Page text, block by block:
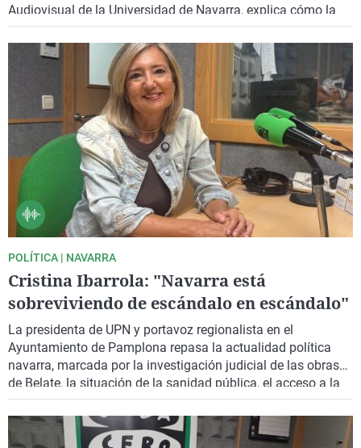
Audiovisual de la Universidad de Navarra, explica cómo la
gran pantalla ha utilizado la oscuridad y la luz para crear
atmósferas, marcar momentos decisivos de los guiones y
despertar emociones.
POLÍTICA | NAVARRA
Cristina Ibarrola: "Navarra está
sobreviviendo de escándalo en escándalo"
La presidenta de UPN y portavoz regionalista en el
Ayuntamiento de Pamplona repasa la actualidad política
navarra, marcada por la investigación judicial de las obras
de Belate, la situación de la sanidad pública, el acceso a la
vivienda y la política migratoria. Defiende que Navarra
necesita un cambio de rumbo y avanza algunas de las
prioridades de UPN de cara a las elecciones de 2027.